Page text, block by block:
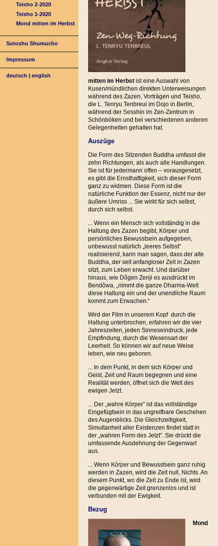
Teisho 2-2020
Teisho 1-2020
Mond mitten im Herbst
Sotoshu Shumucho
Impressum
deutsch |english
mitten im Herbstist eine Auswahl von
Kusen/mündlichen direkten Unterweisungen
während des Zazen, Vorträgen und Teisho,
die L. Tenryu Tenbreul im Dojo in Berlin,
während der Sesshin im Zen-Zentrum in
Schönböken und bei verschiedenen anderen
Gelegenheiten gehalten hat.
Auszüge
Die Form des Sitzenden Buddha umfasst die
zehn Richtungen, als auch alle Handlungen.
Sie ist für jedermann offen – vorausgesetzt,
es gibt die Ernsthaftigkeit, sich dieser Form
ganz zu widmen. Diese Form ist die
natürliche Funktion der Essenz, nicht nur der
äußere Umriss ... Sie wirkt für sich selbst,
durch sich selbst.
... Wenn ein Mensch sich vollständig in die
Haltung des Zazen begibt, Körper und
persönliches Bewusstsein aufgegeben,
unbewusst natürlich „leeres Selbst“
realisierend, kann man sagen, dass der alte
Buddha, der seit anfangloser Zeit in Zazen
sitzt, zum Leben erwacht. Und darüber
hinaus, wie Dôgen Zenji es ausdrückt im
Bendôwa, „nimmt die ganze Dharma-Welt
diese Haltung ein und der unendliche Raum
kommt zum Erwachen.“
Wird der Film in unserem Kopf durch die
Haltung unterbrochen, erfahren wir die vier
Jahreszeiten, jeden Sinneseindruck, jede
Empfindung, durch die Wesensart der
Leerheit. So können wir auf neue Weise
leben, wie neu geboren.
... In dem Punkt, in dem sich Körper und
Geist, Zeit und Raum begegnen und eine
Realität werden, öffnet sich die Welt des
ewigen Jetzt.
... Der „wahre Körper“ ist das vollständige
Eingefügtsein in das ungreifbare Geschehen
des Augenblicks. Die Gleichzeitigkeit,
Simultanheit aller Existenzen findet statt in
der „wahren Form des Jetzt“. Sie drückt die
umfassende Ausdehnung der Gegenwart
aus.
... Wenn Körper und Bewusstsein ganz ruhig
werden in Zazen, wird die Zeit null, Nichts. An
diesem Punkt, wo die Zeit zu Ende ist, wird
die gegenwärtige Zeit grenzenlos und ist
verbunden mit der Ewigkeit.
Bezug
Mond